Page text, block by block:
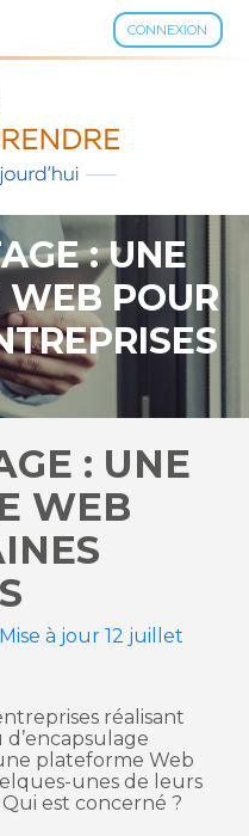
CONNEXION
: UNE
POUR
: UNE
WEB
à jour 12 juillet
réalisant
plateforme Web
unes de leurs
est concerné ?